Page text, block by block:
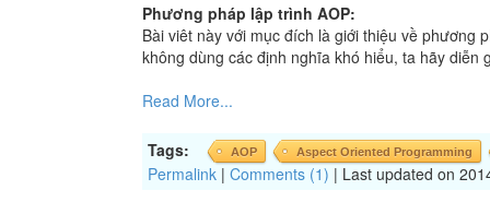
Phương pháp lập trình AOP:
Bài viêt này với mục đích là giới thiệu về phương
không dùng các định nghĩa khó hiểu, ta hãy
Read More...
Tags: AOP Aspect Oriented Programming
Permalink | Comments (1) | Last updated on